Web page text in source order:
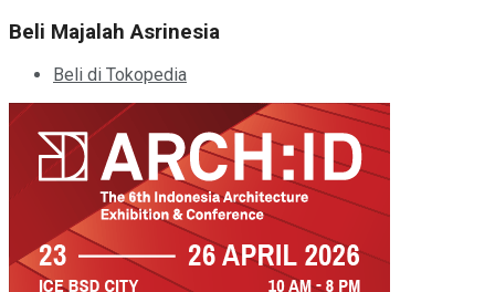
Beli Majalah Asrinesia
Beli di Tokopedia